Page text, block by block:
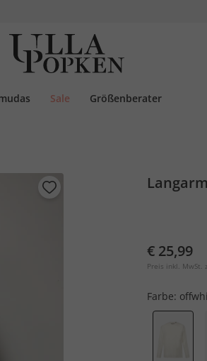
Sale Größenberater
€ 25,99
Preis inkl. MwSt.
Farbe: